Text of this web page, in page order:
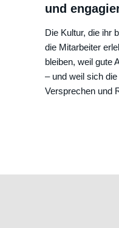
und
Die Kultur, die ihr
die Mitarbeiter
bleiben, weil gute
– und weil sich
Versprechen und